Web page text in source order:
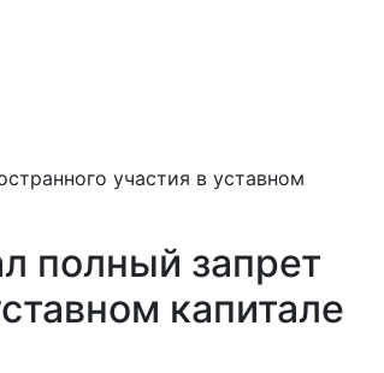
участия в уставном
полный запрет
капитале